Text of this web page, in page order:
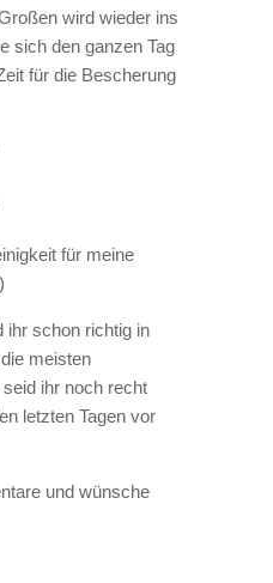
wird wieder ins
sich den ganzen Tag
für die Bescherung
für meine
ihr schon richtig in
meisten
ihr noch recht
letzten Tagen vor
und wünsche